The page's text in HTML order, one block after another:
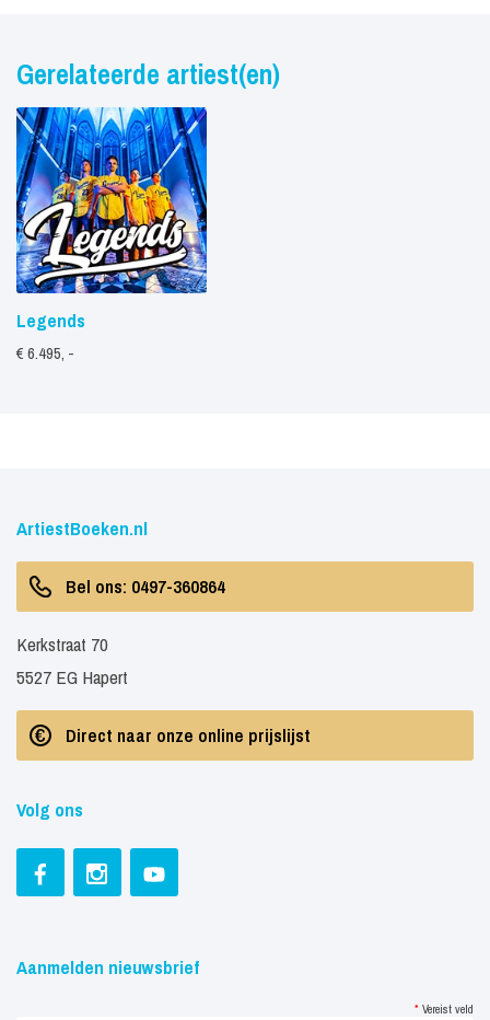
Gerelateerde artiest(en)
Legends
€ 6.495, -
ArtiestBoeken.nl
Bel ons: 0497-360864
Kerkstraat 70
5527 EG Hapert
Direct naar onze online prijslijst
Volg ons
Aanmelden nieuwsbrief
* Vereist veld